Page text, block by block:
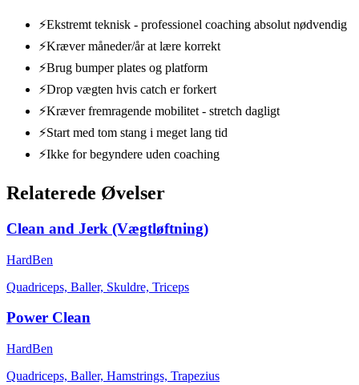
⚡Ekstremt teknisk - professionel coaching absolut nødvendig
⚡Kræver måneder/år at lære korrekt
⚡Brug bumper plates og platform
⚡Drop vægten hvis catch er forkert
⚡Kræver fremragende mobilitet - stretch dagligt
⚡Start med tom stang i meget lang tid
⚡Ikke for begyndere uden coaching
Relaterede Øvelser
Clean and Jerk (Vægtløftning)
HardBen
Quadriceps, Baller, Skuldre, Triceps
Power Clean
HardBen
Quadriceps, Baller, Hamstrings, Trapezius